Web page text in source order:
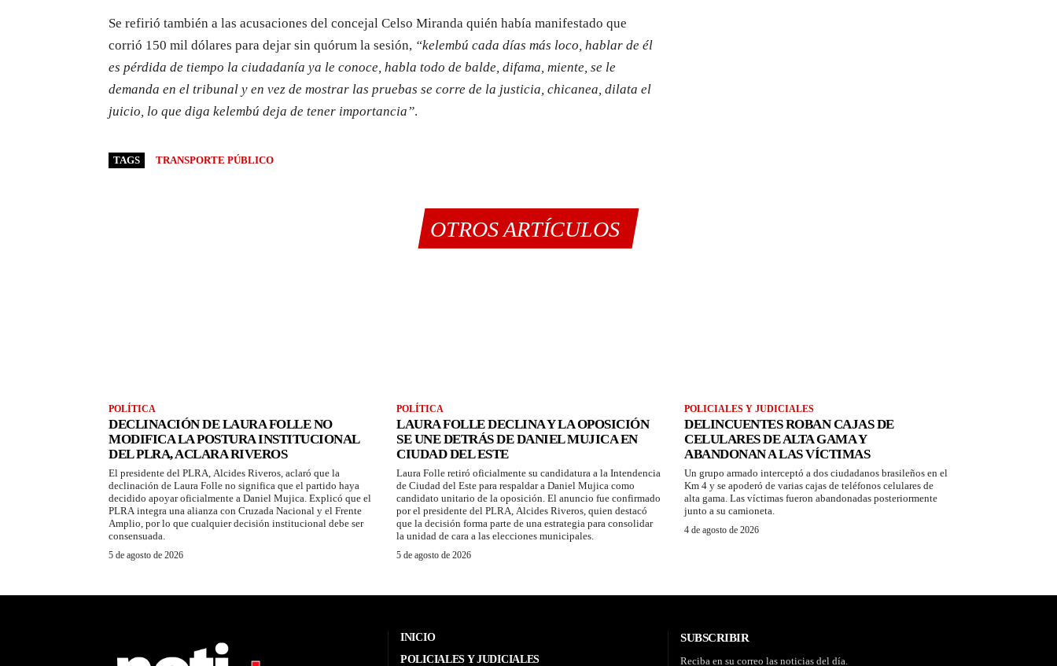
Se refirió también a las acusaciones del concejal Celso Miranda quién había manifestado que
corrió 150 mil dólares para dejar sin quórum la sesión, “kelembú cada días más loco, hablar de él
es pérdida de tiempo la ciudadanía ya le conoce, habla todo de balde, difama, miente, se le
demanda en el tribunal y en vez de mostrar las pruebas se corre de la justicia, chicanea, dilata el
juicio, lo que diga kelembú deja de tener importancia”.
TAGS TRANSPORTE PÚBLICO
OTROS ARTÍCULOS
POLÍTICA
DECLINACIÓN DE LAURA FOLLE NO
MODIFICA LA POSTURA INSTITUCIONAL
DEL PLRA, ACLARA RIVEROS
El presidente del PLRA, Alcides Riveros, aclaró que la
declinación de Laura Folle no significa que el partido haya
decidido apoyar oficialmente a Daniel Mujica. Explicó que el
PLRA integra una alianza con Cruzada Nacional y el Frente
Amplio, por lo que cualquier decisión institucional debe ser
consensuada.
5 de agosto de 2026
POLÍTICA
LAURA FOLLE DECLINA Y LA OPOSICIÓN
SE UNE DETRÁS DE DANIEL MUJICA EN
CIUDAD DEL ESTE
Laura Folle retiró oficialmente su candidatura a la Intendencia
de Ciudad del Este para respaldar a Daniel Mujica como
candidato unitario de la oposición. El anuncio fue confirmado
por el presidente del PLRA, Alcides Riveros, quien destacó
que la decisión forma parte de una estrategia para consolidar
la unidad de cara a las elecciones municipales.
5 de agosto de 2026
POLICIALES Y JUDICIALES
DELINCUENTES ROBAN CAJAS DE
CELULARES DE ALTA GAMA Y
ABANDONAN A LAS VÍCTIMAS
Un grupo armado interceptó a dos ciudadanos brasileños en el
Km 4 y se apoderó de varias cajas de teléfonos celulares de
alta gama. Las víctimas fueron abandonadas posteriormente
junto a su camioneta.
4 de agosto de 2026
INICIO
POLICIALES Y JUDICIALES
SUBSCRIBIR
Reciba en su correo las noticias del día.